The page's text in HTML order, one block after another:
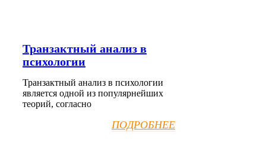
Транзактный анализ в
психологии
Транзактный анализ в психологии
является одной из популярнейших
теорий, согласно
ПОДРОБНЕЕ